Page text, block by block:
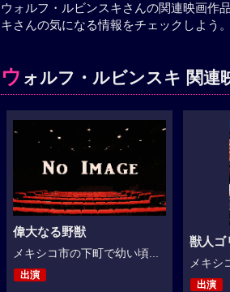
ウォルフ・ルビンスキさんの関連映画作
キさんの気になる情報をチェックしよう。
ウ ォルフ・ルビンスキ 関連
偉大なる野獣
メキシコ市の下町で幼い頃...
出演
獣人ゴ
メキシ
出演